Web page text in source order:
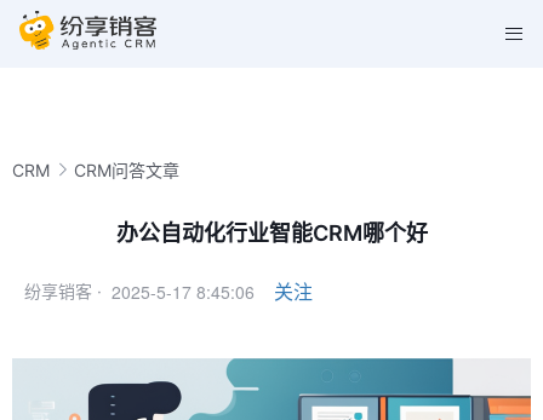
CRM CRM问答文章
办公自动化行业智能CRM哪个好
纷享销客 · 2025-5-17 8:45:06 关注